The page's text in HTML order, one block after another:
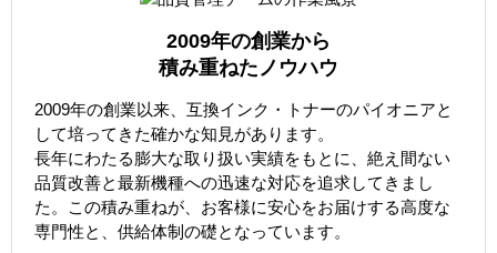
2009年の創業から
積み重ねたノウハウ
2009年の創業以来、互換インク・トナーのパイオニアと
して培ってきた確かな知見があります。
長年にわたる膨大な取り扱い実績をもとに、絶え間ない
品質改善と最新機種への迅速な対応を追求してきまし
た。この積み重ねが、お客様に安心をお届けする高度な
専門性と、供給体制の礎となっています。